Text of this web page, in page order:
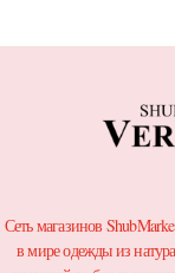
Сеть магазинов
в мире одежды из